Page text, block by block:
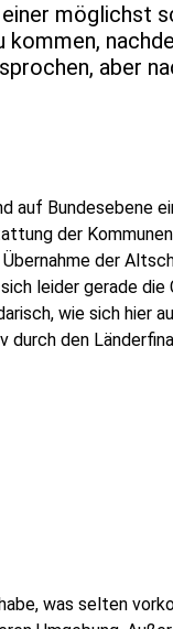
möglichst
aber
auf Bundesebene
der
der
leider gerade die
wie sich hier
durch den
was selten